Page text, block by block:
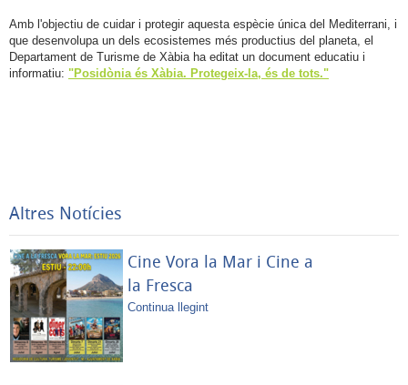
Amb l'objectiu de cuidar i protegir aquesta espècie única del Mediterrani, i
que desenvolupa un dels ecosistemes més productius del planeta, el
Departament de Turisme de Xàbia ha editat un document educatiu i
informatiu: "Posidònia és Xàbia. Protegeix-la, és de tots."
Altres Notícies
Cine Vora la Mar i Cine a
la Fresca
Continua llegint